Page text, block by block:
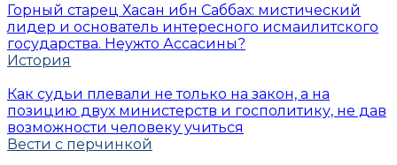
Горный старец Хасан ибн Саббах: мистический
лидер и основатель интересного исмаилитского
государства. Неужто Ассасины?
История
Как судьи плевали не только на закон, а на
позицию двух министерств и госполитику, не дав
возможности человеку учиться
Вести с перчинкой